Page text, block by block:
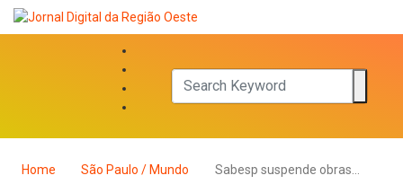
Home São Paulo / Mundo Sabesp suspende obras…